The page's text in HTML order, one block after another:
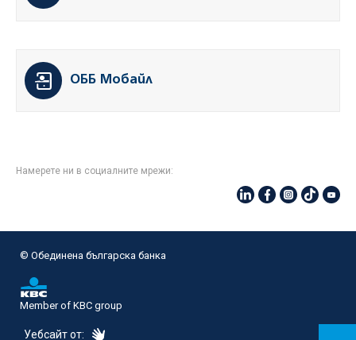
ОББ Мобайл
Намерете ни в социалните мрежи:
© Oбединена българска банка
Member of KBC group
Уебсайт от: eDesign